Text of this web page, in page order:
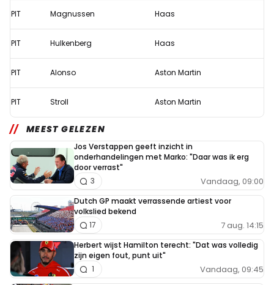
PIT Magnussen Haas
PIT Hulkenberg Haas
PIT Alonso Aston Martin
PIT Stroll Aston Martin
MEEST GELEZEN
Jos Verstappen geeft inzicht in
onderhandelingen met Marko: "Daar was ik erg
door verrast"
Vandaag, 09:00
3
Dutch GP maakt verrassende artiest voor
volkslied bekend
7 aug. 14:15
17
Herbert wijst Hamilton terecht: "Dat was volledig
zijn eigen fout, punt uit"
Vandaag, 09:45
1